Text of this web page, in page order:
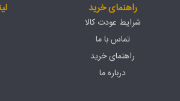
راهنمای خرید
شرایط عودت کالا
تماس با ما
راهنمای خرید
درباره ما